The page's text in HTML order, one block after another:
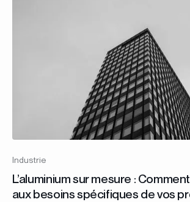
Industrie
L’aluminium sur mesure :
aux besoins spécifiques de vos